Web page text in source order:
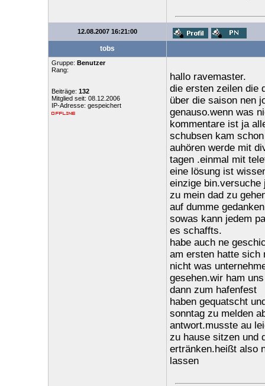
12.08.2007 16:21:00
tobs
Gruppe: Benutzer
Rang:
Beiträge: 132
Mitglied seit: 08.12.2006
IP-Adresse: gespeichert
hallo ravemaster.
die ersten zeilen die
über die saison nen
genauso.wenn was
kommentare ist ja
schubsen kam
auhören werde mit
tagen .einmal mit
eine lösung ist
einzige bin.versuche
zu mein dad zu
auf dumme
sowas kann jedem
es schaffts.
habe auch ne
am ersten hatte sich
nicht was
gesehen.wir ham
dann zum hafenfest
haben gequatscht
sonntag zu melden
antwort.musste au
zu hause sitzen und
ertränken.heißt also
lassen